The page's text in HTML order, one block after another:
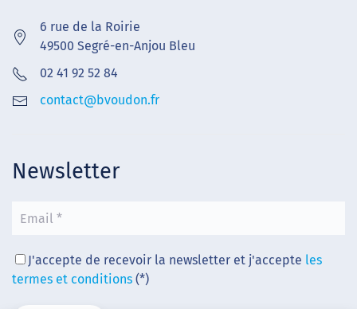
6 rue de la Roirie
49500 Segré-en-Anjou Bleu
02 41 92 52 84
contact@bvoudon.fr
Newsletter
J'accepte de recevoir la newsletter et j'accepte les
termes et conditions (*)